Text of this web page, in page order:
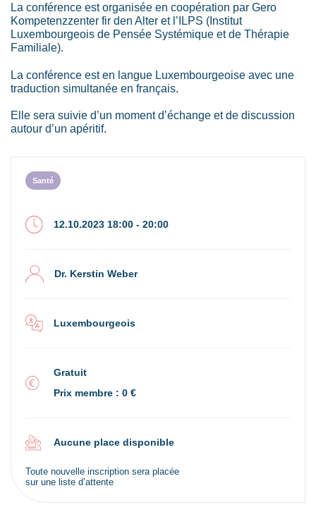
La conférence est organisée en coopération par Gero
Kompetenzzenter fir den Alter et l’ILPS (Institut
Luxembourgeois de Pensée Systémique et de Thérapie
Familiale).
La conférence est en langue Luxembourgeoise avec une
traduction simultanée en français.
Elle sera suivie d’un moment d’échange et de discussion
autour d’un apéritif.
Santé
12.10.2023 18:00 - 20:00
Dr. Kerstin Weber
Luxembourgeois
Gratuit
Prix membre : 0 €
Aucune place disponible
Toute nouvelle inscription sera placée
sur une liste d’attente